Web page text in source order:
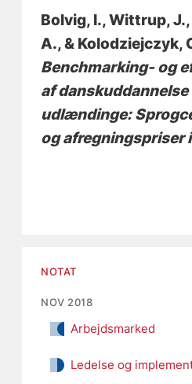
Bolvig, I., Wittrup, J.
A., & Kolodziejczyk,
Benchmarking- og
af
udlændinge:
og afregningspriser
NOTAT
NOV 2018
Arbejdsmarked
Ledelse og